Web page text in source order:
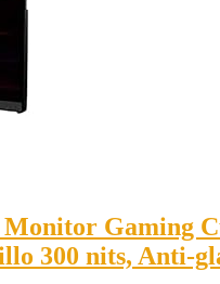
Gaming
300 nits, Anti-